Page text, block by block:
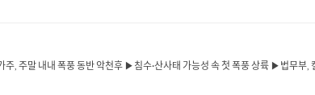
말 내내 폭풍 동반 악천후 ▶침수·산사태 가능성 속 첫 폭풍 상륙 ▶법무부,